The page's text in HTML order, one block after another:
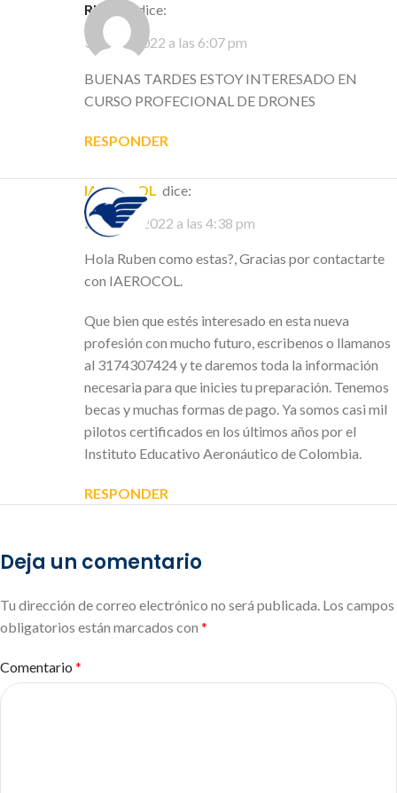
RUBEN
dice:
3 mayo, 2022 a las 6:07 pm
BUENAS TARDES ESTOY INTERESADO EN
CURSO PROFECIONAL DE DRONES
RESPONDER
IAEROCOL
dice:
26 mayo, 2022 a las 4:38 pm
Hola Ruben como estas?, Gracias por contactarte
con IAEROCOL.
Que bien que estés interesado en esta nueva
profesión con mucho futuro, escribenos o llamanos
al 3174307424 y te daremos toda la información
necesaria para que inicies tu preparación. Tenemos
becas y muchas formas de pago. Ya somos casi mil
pilotos certificados en los últimos años por el
Instituto Educativo Aeronáutico de Colombia.
RESPONDER
Deja un comentario
Tu dirección de correo electrónico no será publicada. Los campos
obligatorios están marcados con *
Comentario *